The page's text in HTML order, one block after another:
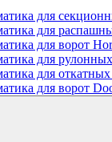
для
для
для ворот
для
для
для ворот